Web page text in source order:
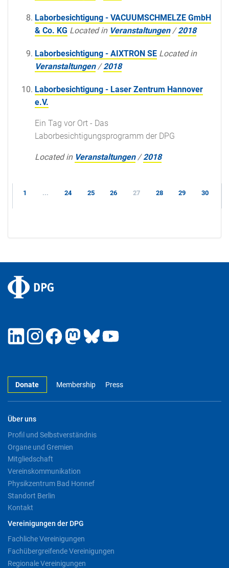
Laborbesichtigung - VACUUMSCHMELZE GmbH
& Co. KG Located in Veranstaltungen /2018
Laborbesichtigung - AIXTRON SE Located in
Veranstaltungen /2018
Laborbesichtigung - Laser Zentrum Hannover
e.V.
Ein Tag vor Ort - Das
Laborbesichtigungsprogramm der DPG
Located in Veranstaltungen /2018
1 ... 24 25 26 27 28 29 30
Donate Membership Press
Über uns
Profil und Selbstverständnis
Organe und Gremien
Mitgliedschaft
Vereinskommunikation
Physikzentrum Bad Honnef
Standort Berlin
Kontakt
Vereinigungen der DPG
Fachliche Vereinigungen
Fachübergreifende Vereinigungen
Regionale Vereinigungen